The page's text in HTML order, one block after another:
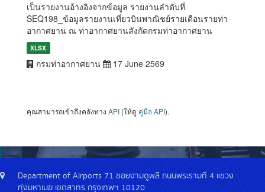
เป็นรายงานอ้างอิงจากข้อมูล รายงานลำดับที่
SEQ198_ข้อมูลรายงานเที่ยวบินพาณิชย์รายเดือนรายท่า
อากาศยาน ณ ท่าอากาศยานสังกัดกรมท่าอากาศยาน
XLSX
กรมท่าอากาศยาน 17 June 2569
คุณสามารถเข้าถึงคลังทาง API (ให้ดู คู่มือ API).
Department of Airports 71 ซอยงามดูพลี ถนนพระรามที่ 4 แขวง
ทุ่งมหาเมฆ เขตสาทร กรุงเทพฯ 10120